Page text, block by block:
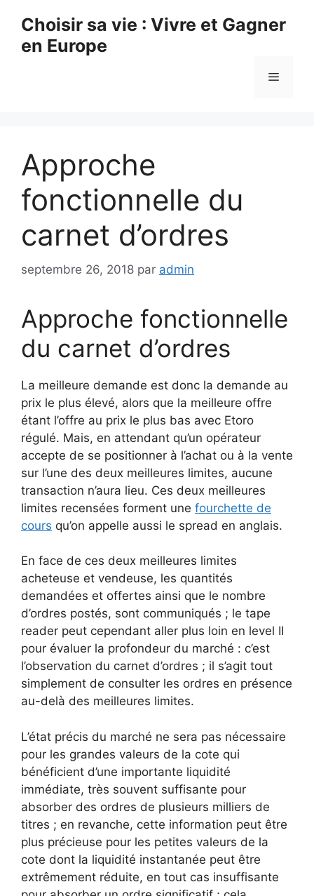
contenu
Choisir sa vie : Vivre et Gagner
en Europe
Menu
Approche
fonctionnelle du
carnet d’ordres
septembre 26, 2018 par admin
Approche fonctionnelle
du carnet d’ordres
La meilleure demande est donc la demande au
prix le plus élevé, alors que la meilleure offre
étant l’offre au prix le plus bas avec Etoro
régulé. Mais, en attendant qu’un opérateur
accepte de se positionner à l’achat ou à la vente
sur l’une des deux meilleures limites, aucune
transaction n’aura lieu. Ces deux meilleures
limites recensées forment une fourchette de
cours qu’on appelle aussi le spread en anglais.
En face de ces deux meilleures limites
acheteuse et vendeuse, les quantités
demandées et offertes ainsi que le nombre
d’ordres postés, sont communiqués ; le tape
reader peut cependant aller plus loin en level II
pour évaluer la profondeur du marché : c’est
l’observation du carnet d’ordres ; il s’agit tout
simplement de consulter les ordres en présence
au-delà des meilleures limites.
L’état précis du marché ne sera pas nécessaire
pour les grandes valeurs de la cote qui
bénéficient d’une importante liquidité
immédiate, très souvent suffisante pour
absorber des ordres de plusieurs milliers de
titres ; en revanche, cette information peut être
plus précieuse pour les petites valeurs de la
cote dont la liquidité instantanée peut être
extrêmement réduite, en tout cas insuffisante